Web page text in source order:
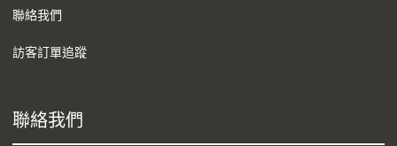
聯絡我們
訪客訂單追蹤
聯絡我們